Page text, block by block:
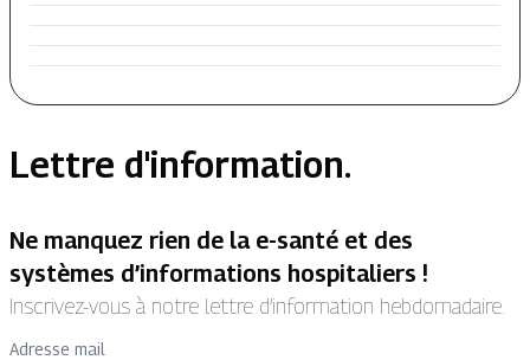
Lettre d'information.
Ne manquez rien de la e-santé et des
systèmes d’informations hospitaliers !
Inscrivez-vous à notre lettre d’information hebdomadaire.
Adresse mail